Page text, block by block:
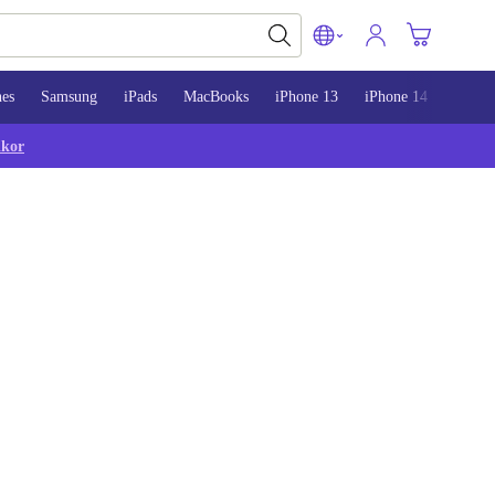
Samsung iPads MacBooks iPhone 13 iPhone 14